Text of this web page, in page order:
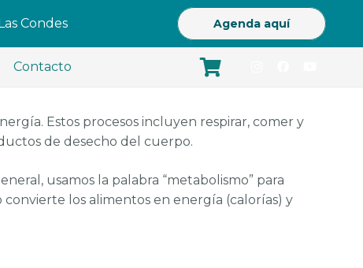
Condes Agenda aquí
Contacto
Estos procesos incluyen respirar, comer y
de desecho del cuerpo.
usamos la palabra “metabolismo” para
los alimentos en energía (calorías) y